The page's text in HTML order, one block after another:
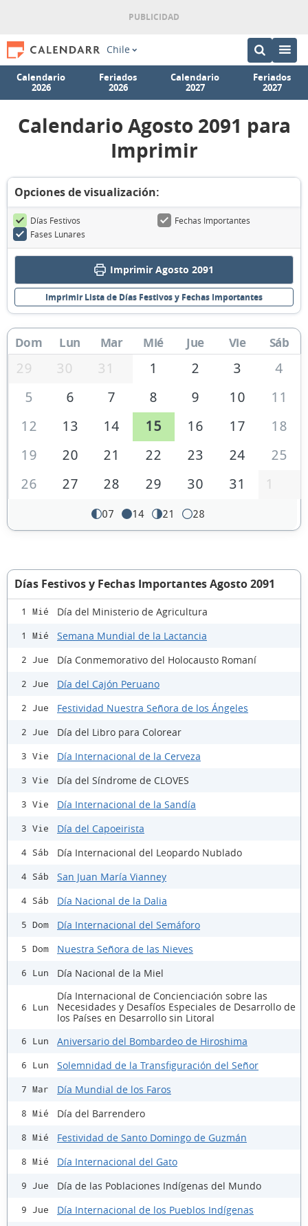
Chile
Calendario
2026
Feriados
2026
Calendario
2027
Feriados
2027
Calendario Agosto 2091 para
Imprimir
Opciones de visualización:
Días Festivos
Fechas Importantes
Fases Lunares
Imprimir Agosto 2091
Imprimir Lista de Días Festivos y Fechas Importantes
Dom Lun Mar Mié Jue Vie Sáb
29 30 31 1 2 3
4
5
6 7 8 9 10
11
12
13 14 15 16 17
18
19
20 21 22 23 24
25
26
27 28 29 30 31 1
07 14 21 28
Días Festivos y Fechas Importantes Agosto 2091
1 Mié Día del Ministerio de Agricultura
1 Mié Semana Mundial de la Lactancia
2 Jue Día Conmemorativo del Holocausto Romaní
2 Jue Día del Cajón Peruano
2 Jue Festividad Nuestra Señora de los Ángeles
2 Jue Día del Libro para Colorear
3 Vie Día Internacional de la Cerveza
3 Vie Día del Síndrome de CLOVES
3 Vie Día Internacional de la Sandía
3 Vie Día del Capoeirista
4 Sáb Día Internacional del Leopardo Nublado
4 Sáb San Juan María Vianney
4 Sáb Día Nacional de la Dalia
5 Dom Día Internacional del Semáforo
5 Dom Nuestra Señora de las Nieves
6 Lun Día Nacional de la Miel
6 Lun
Día Internacional de Concienciación sobre las
Necesidades y Desafíos Especiales de Desarrollo de
los Países en Desarrollo sin Litoral
6 Lun Aniversario del Bombardeo de Hiroshima
6 Lun Solemnidad de la Transfiguración del Señor
7 Mar Día Mundial de los Faros
8 Mié Día del Barrendero
8 Mié Festividad de Santo Domingo de Guzmán
8 Mié Día Internacional del Gato
9 Jue Día de las Poblaciones Indígenas del Mundo
9 Jue Día Internacional de los Pueblos Indígenas